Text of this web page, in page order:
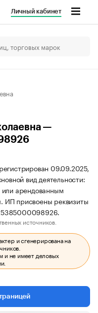
Личный кабинет
—
09.09.2025,
вид деятельности:
арендованным
присвоены реквизиты
источников.
и сгенерирована на
и не имеет деловых